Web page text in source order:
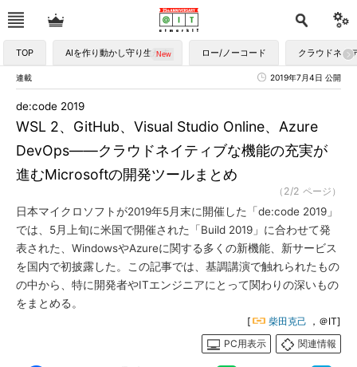
TOP AIを作り動かし守り生かす ロー/ノーコード クラウドネイ
連載 2019年7月4日 公開
WSL 2、GitHub、Visual Studio Online、Azure
DevOps――クラウドネイティブな機能の充実が
進むMicrosoftの開発ツールまとめ
de:code 2019
（2/2 ページ）
日本マイクロソフトが2019年5月末に開催した「de:code 2019」
では、5月上旬に米国で開催された「Build 2019」に合わせて発
表された、WindowsやAzureに関する多くの新機能、新サービス
を国内で初披露した。この記事では、基調講演で触れられたもの
の中から、特に開発者やITエンジニアにとって関わりの深いもの
をまとめる。
[ 柴田克己 ，＠IT]
PC用表示
関連情報